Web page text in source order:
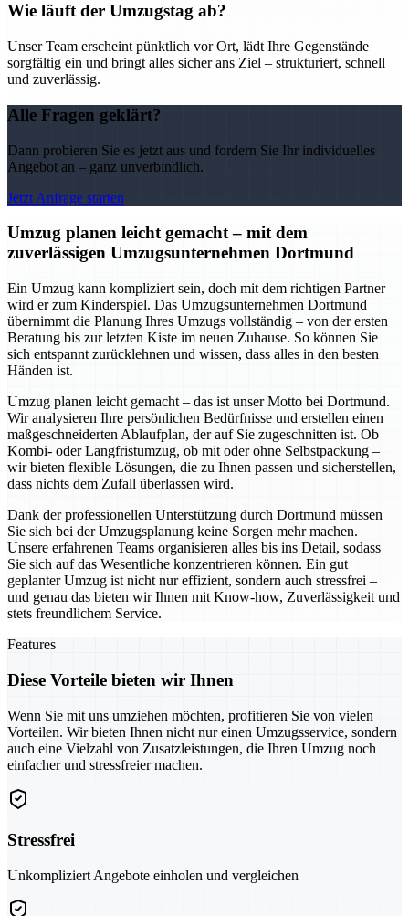
Wie läuft der Umzugstag ab?
Unser Team erscheint pünktlich vor Ort, lädt Ihre Gegenstände
sorgfältig ein und bringt alles sicher ans Ziel – strukturiert, schnell
und zuverlässig.
Alle Fragen geklärt?
Dann probieren Sie es jetzt aus und fordern Sie Ihr individuelles
Angebot an – ganz unverbindlich.
Jetzt Anfrage starten
Umzug planen leicht gemacht – mit dem
zuverlässigen Umzugsunternehmen Dortmund
Ein Umzug kann kompliziert sein, doch mit dem richtigen Partner
wird er zum Kinderspiel. Das Umzugsunternehmen Dortmund
übernimmt die Planung Ihres Umzugs vollständig – von der ersten
Beratung bis zur letzten Kiste im neuen Zuhause. So können Sie
sich entspannt zurücklehnen und wissen, dass alles in den besten
Händen ist.
Umzug planen leicht gemacht – das ist unser Motto bei Dortmund.
Wir analysieren Ihre persönlichen Bedürfnisse und erstellen einen
maßgeschneiderten Ablaufplan, der auf Sie zugeschnitten ist. Ob
Kombi- oder Langfristumzug, ob mit oder ohne Selbstpackung –
wir bieten flexible Lösungen, die zu Ihnen passen und sicherstellen,
dass nichts dem Zufall überlassen wird.
Dank der professionellen Unterstützung durch Dortmund müssen
Sie sich bei der Umzugsplanung keine Sorgen mehr machen.
Unsere erfahrenen Teams organisieren alles bis ins Detail, sodass
Sie sich auf das Wesentliche konzentrieren können. Ein gut
geplanter Umzug ist nicht nur effizient, sondern auch stressfrei –
und genau das bieten wir Ihnen mit Know-how, Zuverlässigkeit und
stets freundlichem Service.
Features
Diese Vorteile bieten wir Ihnen
Wenn Sie mit uns umziehen möchten, profitieren Sie von vielen
Vorteilen. Wir bieten Ihnen nicht nur einen Umzugsservice, sondern
auch eine Vielzahl von Zusatzleistungen, die Ihren Umzug noch
einfacher und stressfreier machen.
Stressfrei
Unkompliziert Angebote einholen und vergleichen